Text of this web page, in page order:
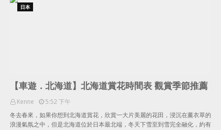
日本
【車遊．北海道】北海道賞花時間表 觀賞季節推薦
Kenne
5:52 下午
冬去春來，如果你想到北海道賞花，欣賞一大片美麗的花田，浸沉在薰衣草的
浪漫氣氛之中，但是北海道位於日本最北端，冬天下雪至到雪完全融化，約有